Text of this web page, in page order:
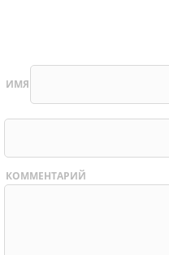
ИМЯ
КОММЕНТАРИЙ